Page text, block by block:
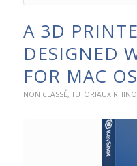
A 3D
DESIGNED
FOR MAC
NON CLASSÉ, TUTORIAUX